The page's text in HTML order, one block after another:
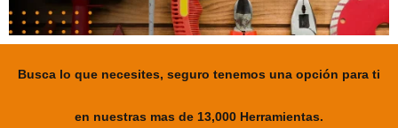
Busca lo que necesites, seguro tenemos una opción para ti
en nuestras mas de 13,000 Herramientas.